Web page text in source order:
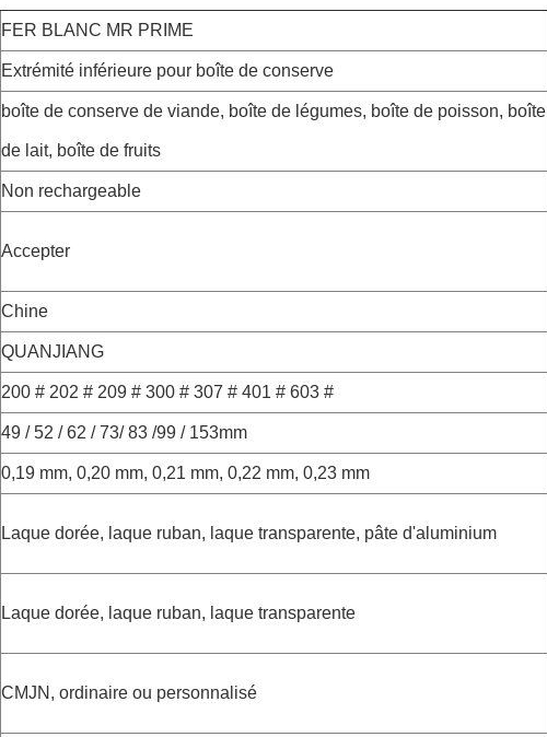
FER BLANC MR PRIME
Extrémité inférieure pour boîte de conserve
boîte de conserve de viande, boîte de légumes, boîte de poisson, boîte
de lait, boîte de fruits
Non rechargeable
Accepter
Chine
QUANJIANG
200 # 202 # 209 # 300 # 307 # 401 # 603 #
49 / 52 / 62 / 73/ 83 /99 / 153mm
0,19 mm, 0,20 mm, 0,21 mm, 0,22 mm, 0,23 mm
Laque dorée, laque ruban, laque transparente, pâte d'aluminium
Laque dorée, laque ruban, laque transparente
CMJN, ordinaire ou personnalisé